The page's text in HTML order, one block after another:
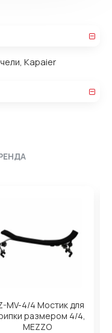
Kapaier
MV-4/4 Мостик для
размером 4/4,
MEZZO